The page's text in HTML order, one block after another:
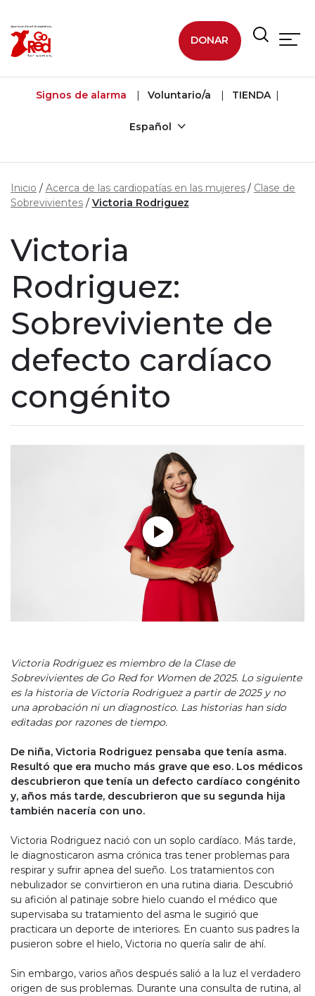
DONAR
Signos de alarma Voluntario/a TIENDA
Español
Inicio Acerca de las cardiopatías en las mujeres
Clase de
Sobrevivientes
Victoria Rodriguez
Victoria
Rodriguez:
Sobreviviente de
defecto cardíaco
congénito
Reproducir sin modo automático
Victoria Rodriguez es miembro de la Clase de
Sobrevivientes de Go Red for Women de 2025. Lo siguiente
es la historia de Victoria Rodriguez a partir de 2025 y no
una aprobación ni un diagnostico. Las historias han sido
editadas por razones de tiempo.
De niña, Victoria Rodriguez pensaba que tenía asma.
Resultó que era mucho más grave que eso. Los médicos
descubrieron que tenía un defecto cardíaco congénito
y, años más tarde, descubrieron que su segunda hija
también nacería con uno.
Victoria Rodriguez nació con un soplo cardíaco. Más tarde,
le diagnosticaron asma crónica tras tener problemas para
respirar y sufrir apnea del sueño. Los tratamientos con
nebulizador se convirtieron en una rutina diaria. Descubrió
su afición al patinaje sobre hielo cuando el médico que
supervisaba su tratamiento del asma le sugirió que
practicara un deporte de interiores. En cuanto sus padres la
pusieron sobre el hielo, Victoria no quería salir de ahí.
Sin embargo, varios años después salió a la luz el verdadero
origen de sus problemas. Durante una consulta de rutina, al